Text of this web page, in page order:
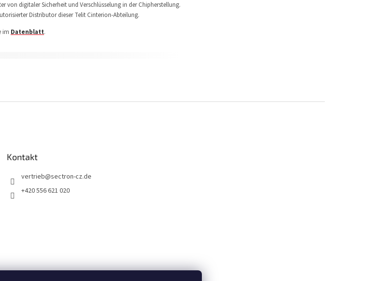
von digitaler Sicherheit und Verschlüsselung in der Chipherstellung.
Distributor dieser Telit Cinterion-Abteilung.
im Datenblatt.
Kontakt
vertrieb@sectron-cz.de
+420 556 621 020